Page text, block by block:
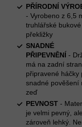
PŘÍRODNÍ
- Vyrobeno z 6,5
truhlářské bukové
překližky
SNADNÉ
PŘIPEVNĚNÍ -
má na zadní
připravené háčky
snadné pověšení
zeď
PEVNOST -
je velmi pevný, ale
zároveň lehký.